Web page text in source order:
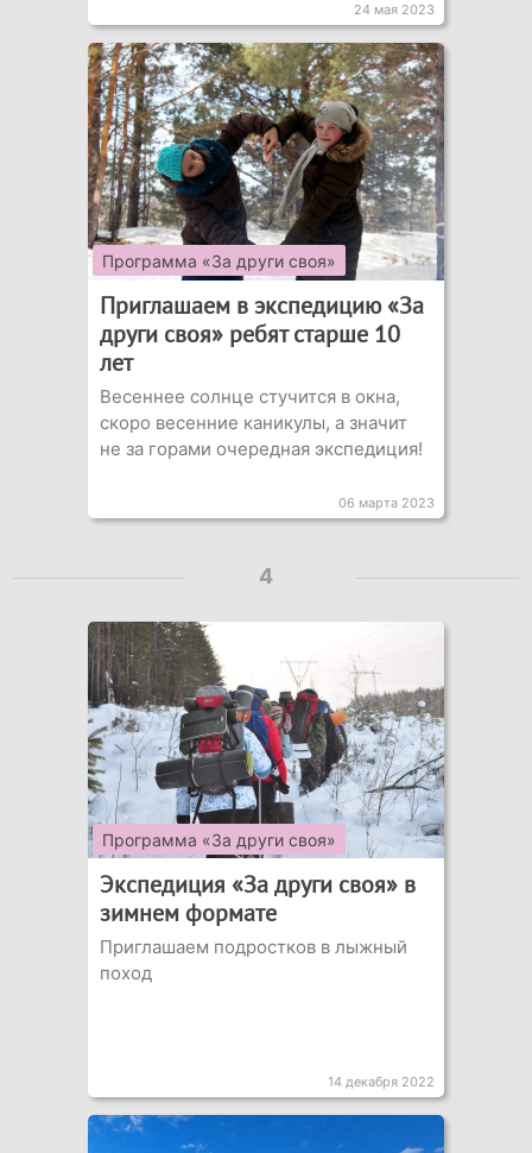
24 мая 2023
Программа «За други своя»
Приглашаем в экспедицию «За
други своя» ребят старше 10
лет
Весеннее солнце стучится в окна,
скоро весенние каникулы, а значит
не за горами очередная экспедиция!
06 марта 2023
4
Программа «За други своя»
Экспедиция «За други своя» в
зимнем формате
Приглашаем подростков в лыжный
поход
14 декабря 2022